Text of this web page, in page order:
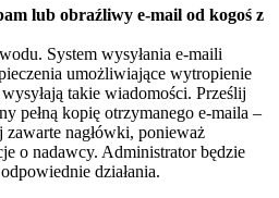
lub obraźliwy e-mail od kogoś z
System wysyłania e-maili
umożliwiające wytropienie
takie wiadomości. Prześlij
pełną kopię otrzymanego e-maila –
zawarte nagłówki, ponieważ
o nadawcy. Administrator będzie
działania.